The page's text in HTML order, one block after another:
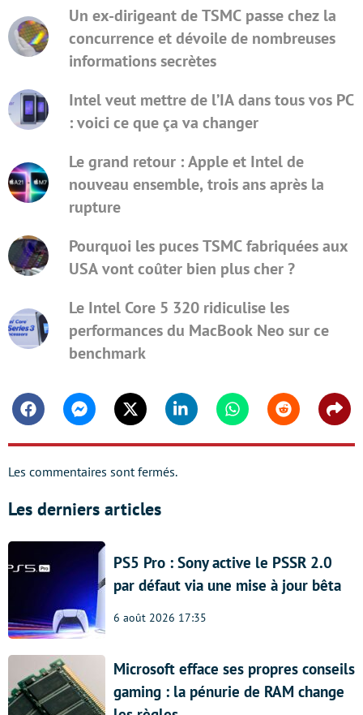
Un ex-dirigeant de TSMC passe chez la
concurrence et dévoile de nombreuses
informations secrètes
Intel veut mettre de l’IA dans tous vos PC
: voici ce que ça va changer
Le grand retour : Apple et Intel de
nouveau ensemble, trois ans après la
rupture
Pourquoi les puces TSMC fabriquées aux
USA vont coûter bien plus cher ?
Le Intel Core 5 320 ridiculise les
performances du MacBook Neo sur ce
benchmark
FacebookMessengerTwitter Linkedin WhatsappReddit
Les commentaires sont fermés.
Les derniers articles
PS5 Pro : Sony active le PSSR 2.0
par défaut via une mise à jour bêta
6 août 2026 17:35
Microsoft efface ses propres conseils
gaming : la pénurie de RAM change